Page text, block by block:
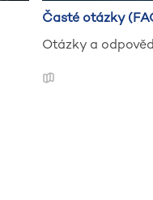
Časté otázky
Otázky a